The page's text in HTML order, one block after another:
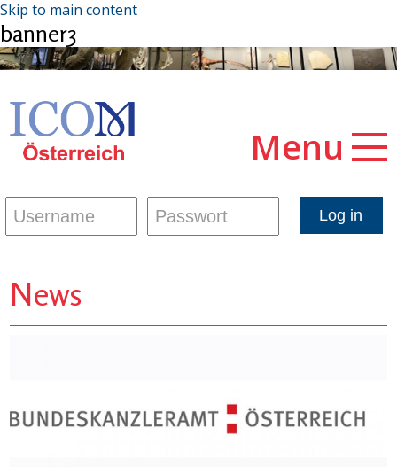
Skip to main content
banner3
Menu
News